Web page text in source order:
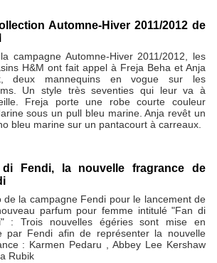
Automne-Hiver 2011/2012 de
campagne Automne-Hiver 2011/2012, les
H&M ont fait appel à Freja Beha et Anja
deux mannequins en vogue sur les
Un style très seventies qui leur va à
Freja porte une robe courte couleur
sous un pull bleu marine. Anja revêt un
bleu marine sur un pantacourt à carreaux.
di Fendi, la nouvelle fragrance de
de la campagne Fendi pour le lancement de
parfum pour femme intitulé "Fan di
: Trois nouvelles égéries sont mise en
par Fendi afin de représenter la nouvelle
: Karmen Pedaru , Abbey Lee Kershaw
Rubik